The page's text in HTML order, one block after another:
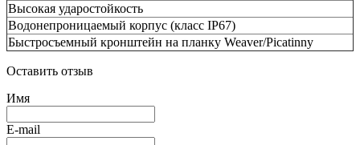
Высокая ударостойкость
Водонепроницаемый корпус (класс IP67)
Быстросъемный кронштейн на планку Weaver/Picatinny
Оставить отзыв
Имя
E-mail